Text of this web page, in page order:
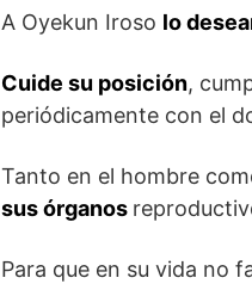
A Oyekun Iroso lo
Cuide su posición,
periódicamente con el
Tanto en el hombre
sus órganos
Para que en su vida no